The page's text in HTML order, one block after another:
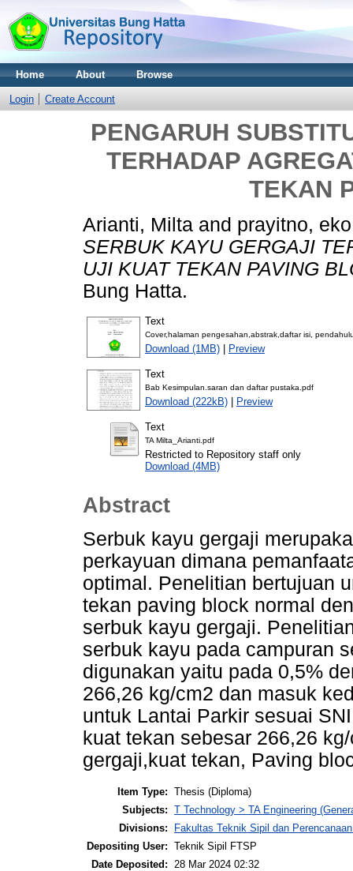
Home About Browse
Login Create Account
PENGARUH
TERHADAP
TEKAN
Arianti, Milta and prayitno, eko
SERBUK KAYU GERGAJI
UJI KUAT TEKAN PAVING
Bung Hatta.
Text
Cover,halaman pengesahan,abstrak,daftar isi,
Download (1MB) | Preview
Text
Bab Kesimpulan.saran dan daftar pustaka.pdf
Download (222kB) | Preview
Text
TA Milta_Arianti.pdf
Restricted to Repository staff only
Download (4MB)
Abstract
Serbuk kayu gergaji
perkayuan dimana
optimal. Penelitian bertujuan
tekan paving block normal
serbuk kayu gergaji.
serbuk kayu pada campuran
digunakan yaitu pada 0,5%
266,26 kg/cm2 dan masuk
untuk Lantai Parkir sesuai
kuat tekan sebesar 266,26
gergaji,kuat tekan, Paving
Item Type: Thesis (Diploma)
Subjects: T Technology > TA Engineering
Divisions:
Fakultas Teknik Sipil dan
Depositing User: Teknik Sipil FTSP
Date Deposited:
28 Mar 2024 02:32